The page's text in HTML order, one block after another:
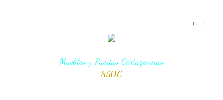
Muebles y Puertas Cartageneras
850€